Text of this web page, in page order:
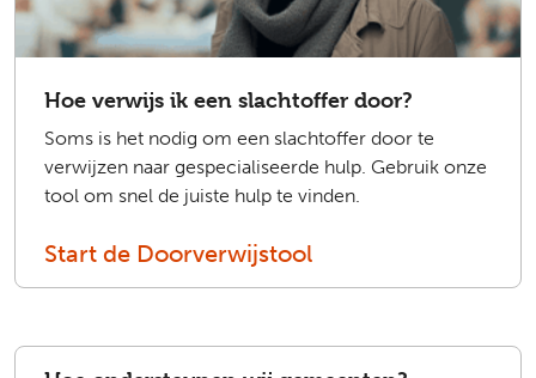
Hoe verwijs ik een slachtoffer door?
Soms is het nodig om een slachtoffer door te
verwijzen naar gespecialiseerde hulp. Gebruik onze
tool om snel de juiste hulp te vinden.
Start de Doorverwijstool